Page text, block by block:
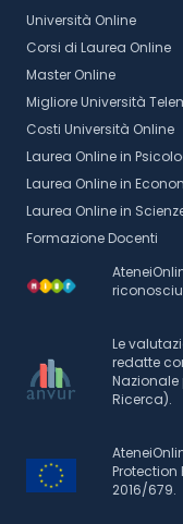
Università Online
Corsi di Laurea Online
Master Online
Migliore Università
Costi Università Online
Laurea Online in
Laurea Online in
Laurea Online in
Formazione Docenti
Le
redatte
Nazionale
Ricerca).
Protection
2016/679.